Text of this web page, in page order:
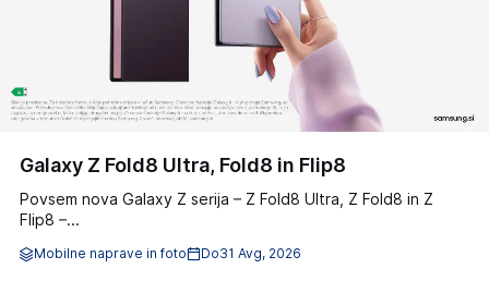
Galaxy Z Fold8 Ultra, Fold8 in Flip8
Povsem nova Galaxy Z serija – Z Fold8 Ultra, Z Fold8 in Z
Flip8 –...
Mobilne naprave in foto Do31 Avg, 2026